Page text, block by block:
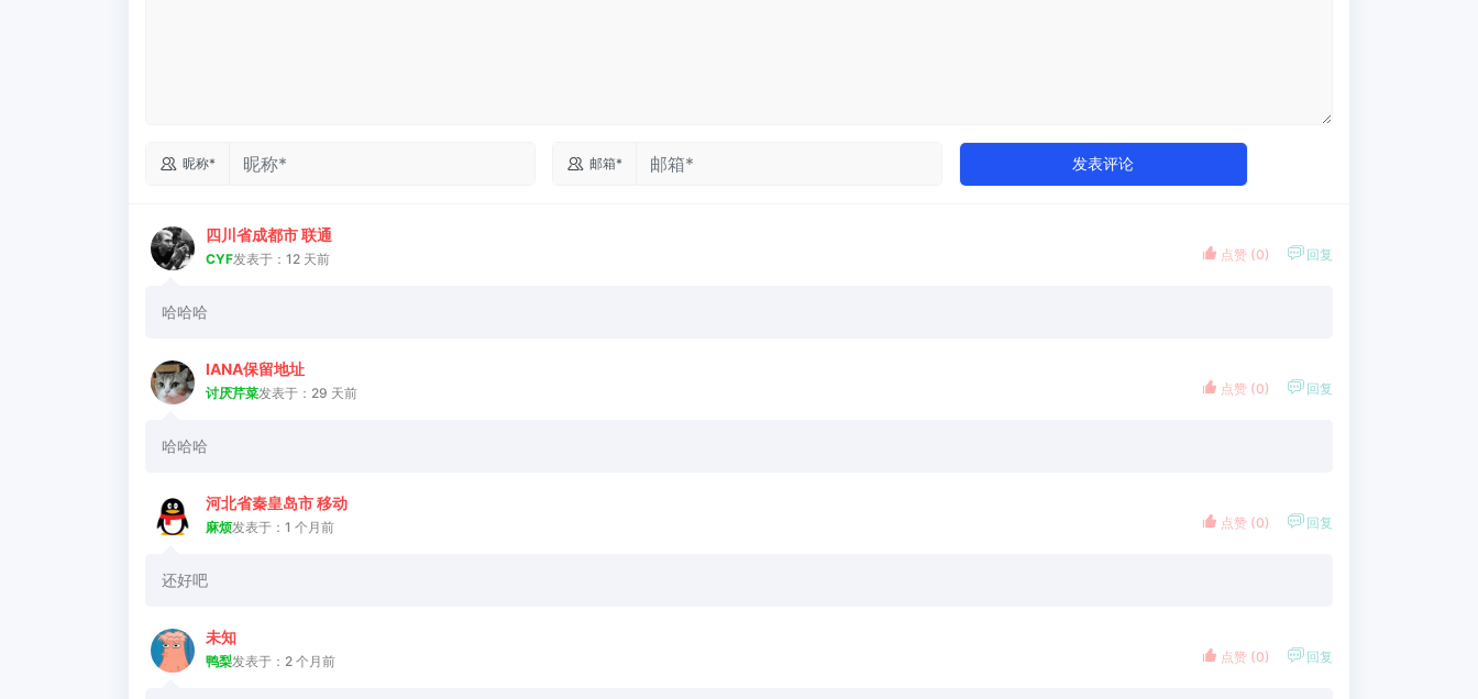
 昵称*  邮箱* 发表评论
四川省成都市 联通
CYF发表于：12 天前
哈哈哈
 点赞 (0)  回复
IANA保留地址
讨厌芹菜发表于：29 天前
哈哈哈
 点赞 (0)  回复
河北省秦皇岛市 移动
麻烦发表于：1 个月前
还好吧
 点赞 (0)  回复
未知
鸭梨发表于：2 个月前  点赞 (0)  回复